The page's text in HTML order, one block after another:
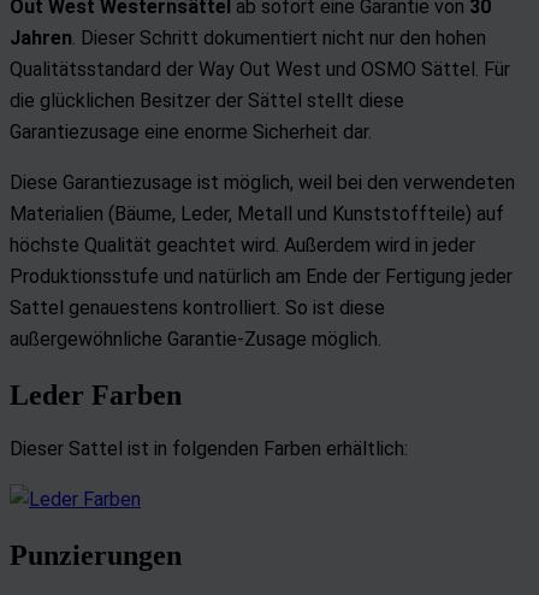
Out West Westernsättel ab sofort eine Garantie von 30
Jahren . Dieser Schritt dokumentiert nicht nur den hohen
Qualitätsstandard der Way Out West und OSMO Sättel. Für
die glücklichen Besitzer der Sättel stellt diese
Garantiezusage eine enorme Sicherheit dar.
Diese Garantiezusage ist möglich, weil bei den verwendeten
Materialien (Bäume, Leder, Metall und Kunststoffteile) auf
höchste Qualität geachtet wird. Außerdem wird in jeder
Produktionsstufe und natürlich am Ende der Fertigung jeder
Sattel genauestens kontrolliert. So ist diese
außergewöhnliche Garantie-Zusage möglich.
Leder Farben
Dieser Sattel ist in folgenden Farben erhältlich:
Punzierungen